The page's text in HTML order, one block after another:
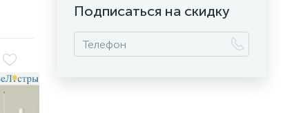
Подписаться на скидку